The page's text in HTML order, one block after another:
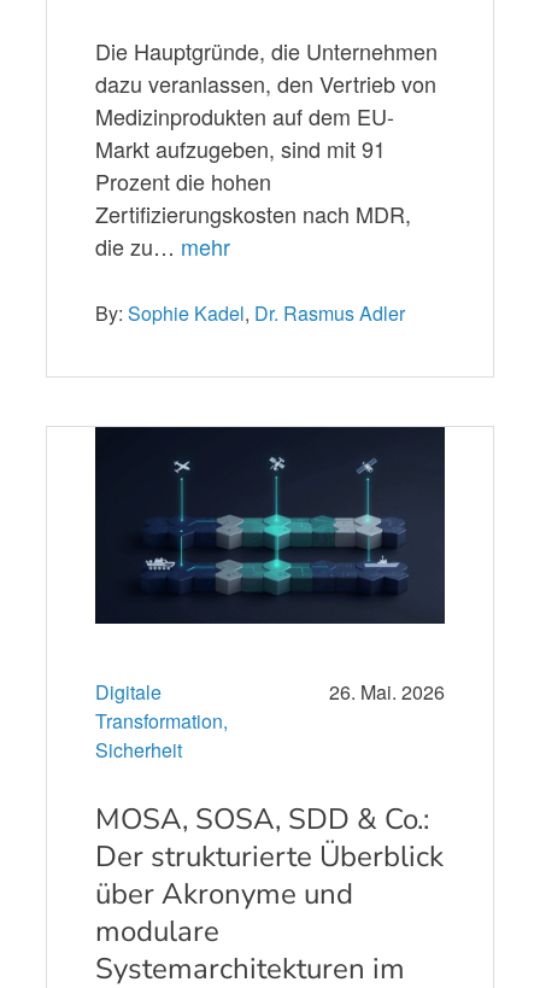
Die Hauptgründe, die Unternehmen
dazu veranlassen, den Vertrieb von
Medizinprodukten auf dem EU-
Markt aufzugeben, sind mit 91
Prozent die hohen
Zertifizierungskosten nach MDR,
die zu… mehr
By: Sophie Kadel, Dr. Rasmus Adler
Digitale
Transformation,
Sicherheit
26. Mai. 2026
MOSA, SOSA, SDD & Co.:
Der strukturierte Überblick
über Akronyme und
modulare
Systemarchitekturen im